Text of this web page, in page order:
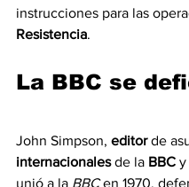
instrucciones para las
Resistencia.
La BBC se
John Simpson, editor de
internacionales de la BBC y
unió a la BBC en 1970,